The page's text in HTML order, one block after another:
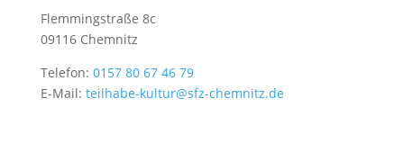
Flemmingstraße 8c
09116 Chemnitz
Telefon: 0157 80 67 46 79
E-Mail: teilhabe-kultur@sfz-chemnitz.de